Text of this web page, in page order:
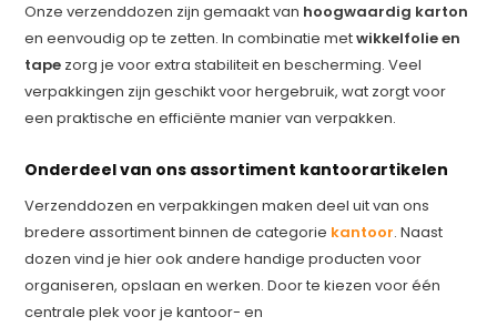
Onze verzenddozen zijn gemaakt van hoogwaardig karton
en eenvoudig op te zetten. In combinatie metwikkelfolie en
tape zorg je voor extra stabiliteit en bescherming. Veel
verpakkingen zijn geschikt voor hergebruik, wat zorgt voor
een praktische en efficiënte manier van verpakken.
Onderdeel van ons assortiment kantoorartikelen
Verzenddozen en verpakkingen maken deel uit van ons
bredere assortiment binnen de categorie kantoor. Naast
dozen vind je hier ook andere handige producten voor
organiseren, opslaan en werken. Door te kiezen voor één
centrale plek voor je kantoor- en